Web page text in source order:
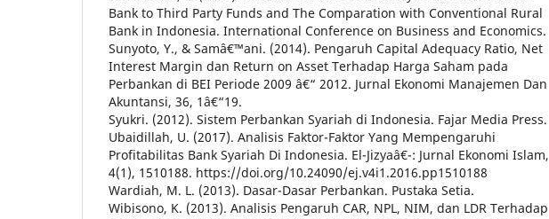
Bank to Third Party Funds and The Comparation with Conventional Rural
Bank in Indonesia. International Conference on Business and Economics.
Sunyoto, Y., & Samâ€™ani. (2014). Pengaruh Capital Adequacy Ratio, Net
Interest Margin dan Return on Asset Terhadap Harga Saham pada
Perbankan di BEI Periode 2009 â€“ 2012. Jurnal Ekonomi Manajemen Dan
Akuntansi, 36, 1â€“19.
Syukri. (2012). Sistem Perbankan Syariah di Indonesia. Fajar Media Press.
Ubaidillah, U. (2017). Analisis Faktor-Faktor Yang Mempengaruhi
Profitabilitas Bank Syariah Di Indonesia. El-Jizyaâ€¯: Jurnal Ekonomi Islam,
4(1), 1510188. https://doi.org/10.24090/ej.v4i1.2016.pp1510188
Wardiah, M. L. (2013). Dasar-Dasar Perbankan. Pustaka Setia.
Wibisono, K. (2013). Analisis Pengaruh CAR, NPL, NIM, dan LDR Terhadap